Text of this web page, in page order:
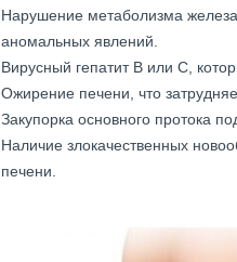
Нарушение метаболизма
аномальных явлений.
Вирусный гепатит В или С,
Ожирение печени, что
Закупорка основного протока
Наличие злокачественных
печени.